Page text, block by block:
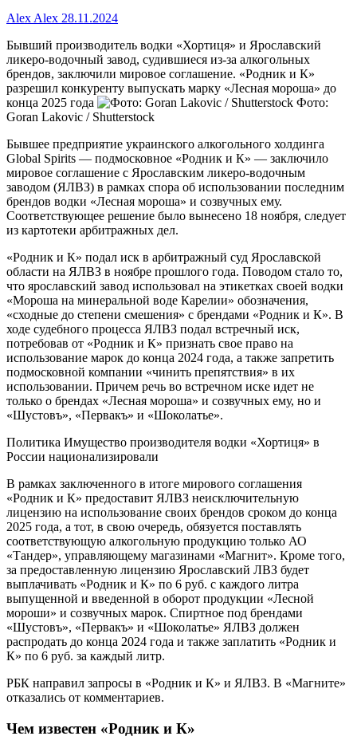
Alex Alex 28.11.2024
Бывший производитель водки «Хортиця» и Ярославский
ликеро-водочный завод, судившиеся из-за алкогольных
брендов, заключили мировое соглашение. «Родник и К»
разрешил конкуренту выпускать марку «Лесная мороша» до
конца 2025 года
Фото:
Goran Lakovic / Shutterstock
Бывшее предприятие украинского алкогольного холдинга
Global Spirits — подмосковное «Родник и К» — заключило
мировое соглашение с Ярославским ликеро-водочным
заводом (ЯЛВЗ) в рамках спора об использовании последним
брендов водки «Лесная мороша» и созвучных ему.
Соответствующее решение было вынесено 18 ноября, следует
из картотеки арбитражных дел.
«Родник и К» подал иск в арбитражный суд Ярославской
области на ЯЛВЗ в ноябре прошлого года. Поводом стало то,
что ярославский завод использовал на этикетках своей водки
«Мороша на минеральной воде Карелии» обозначения,
«сходные до степени смешения» с брендами «Родник и К». В
ходе судебного процесса ЯЛВЗ подал встречный иск,
потребовав от «Родник и К» признать свое право на
использование марок до конца 2024 года, а также запретить
подмосковной компании «чинить препятствия» в их
использовании. Причем речь во встречном иске идет не
только о брендах «Лесная мороша» и созвучных ему, но и
«Шустовъ», «Первакъ» и «Шоколатье».
Политика Имущество производителя водки «Хортиця» в
России национализировали
В рамках заключенного в итоге мирового соглашения
«Родник и К» предоставит ЯЛВЗ неисключительную
лицензию на использование своих брендов сроком до конца
2025 года, а тот, в свою очередь, обязуется поставлять
соответствующую алкогольную продукцию только АО
«Тандер», управляющему магазинами «Магнит». Кроме того,
за предоставленную лицензию Ярославский ЛВЗ будет
выплачивать «Родник и К» по 6 руб. с каждого литра
выпущенной и введенной в оборот продукции «Лесной
мороши» и созвучных марок. Спиртное под брендами
«Шустовъ», «Первакъ» и «Шоколатье» ЯЛВЗ должен
распродать до конца 2024 года и также заплатить «Родник и
К» по 6 руб. за каждый литр.
РБК направил запросы в «Родник и К» и ЯЛВЗ. В «Магните»
отказались от комментариев.
Чем известен «Родник и К»